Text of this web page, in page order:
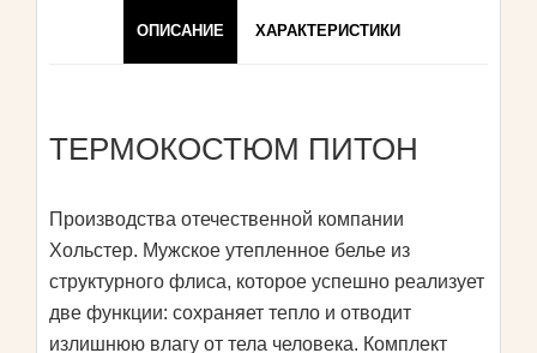
ОПИСАНИЕ ХАРАКТЕРИСТИКИ
ТЕРМОКОСТЮМ ПИТОН
Производства отечественной компании
Хольстер. Мужское утепленное белье из
структурного флиса, которое успешно реализует
две функции: сохраняет тепло и отводит
излишнюю влагу от тела человека. Комплект